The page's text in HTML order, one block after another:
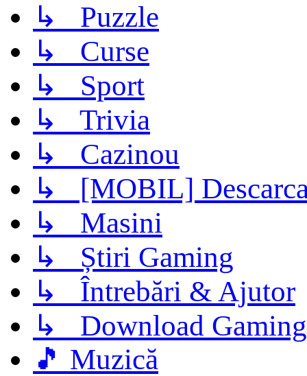
↳ Puzzle
↳ Curse
↳ Sport
↳ Trivia
↳ Cazinou
↳ [MOBIL]
↳ Masini
↳ Știri Gaming
↳ Întrebări & Ajutor
↳ Download Gaming
🎵 Muzică